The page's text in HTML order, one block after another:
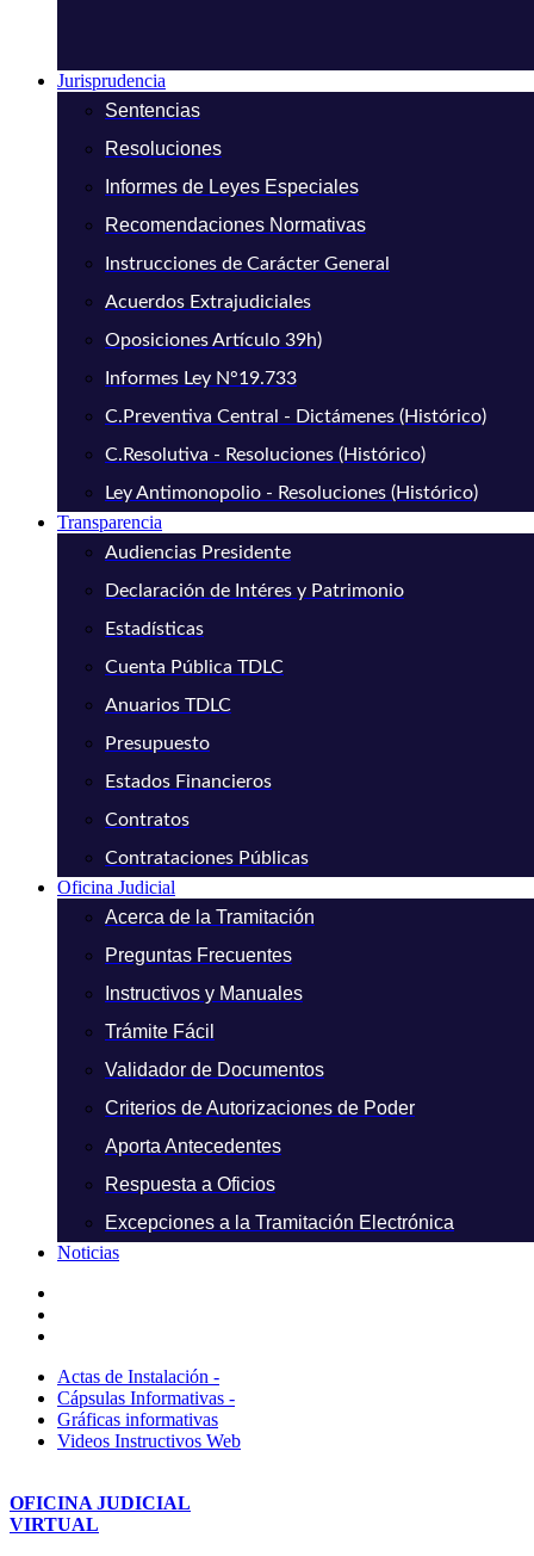
Jurisprudencia
Sentencias
Resoluciones
Informes de Leyes Especiales
Recomendaciones Normativas
Instrucciones de Carácter General
Acuerdos Extrajudiciales
Oposiciones Artículo 39h)
Informes Ley N°19.733
C.Preventiva Central - Dictámenes (Histórico)
C.Resolutiva - Resoluciones (Histórico)
Ley Antimonopolio - Resoluciones (Histórico)
Transparencia
Audiencias Presidente
Declaración de Intéres y Patrimonio
Estadísticas
Cuenta Pública TDLC
Anuarios TDLC
Presupuesto
Estados Financieros
Contratos
Contrataciones Públicas
Oficina Judicial
Acerca de la Tramitación
Preguntas Frecuentes
Instructivos y Manuales
Trámite Fácil
Validador de Documentos
Criterios de Autorizaciones de Poder
Aporta Antecedentes
Respuesta a Oficios
Excepciones a la Tramitación Electrónica
Noticias
Actas de Instalación -
Cápsulas Informativas -
Gráficas informativas
Videos Instructivos Web
OFICINA JUDICIAL
VIRTUAL